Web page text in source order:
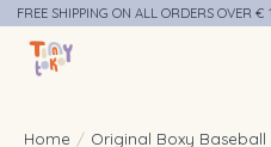
FREE SHIPPING ON ALL ORDERS OVER €
Home / Original Boxy Baseball